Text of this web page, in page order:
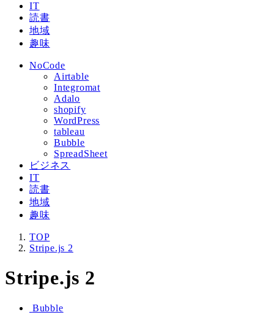
IT
読書
地域
趣味
NoCode
Airtable
Integromat
Adalo
shopify
WordPress
tableau
Bubble
SpreadSheet
ビジネス
IT
読書
地域
趣味
TOP
Stripe.js 2
Stripe.js 2
Bubble